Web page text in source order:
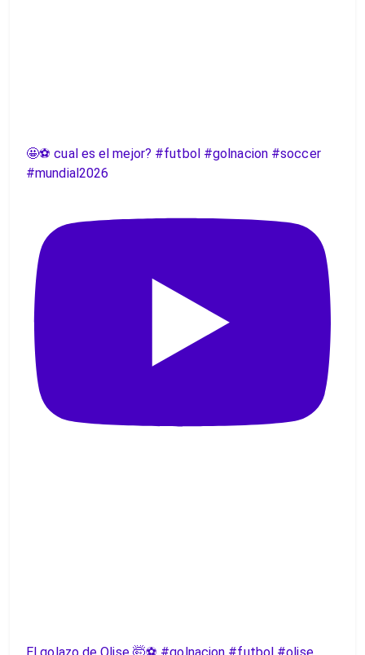
🤩⚽️ cual es el mejor? #futbol #golnacion #soccer
#mundial2026